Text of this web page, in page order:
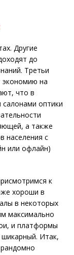
Другие
до
Третьи
экономию на
что в
салонами оптики
а также
населения с
или офлайн)
к
хороши в
в некоторых
максимально
и платформы
шикарный. Итак,